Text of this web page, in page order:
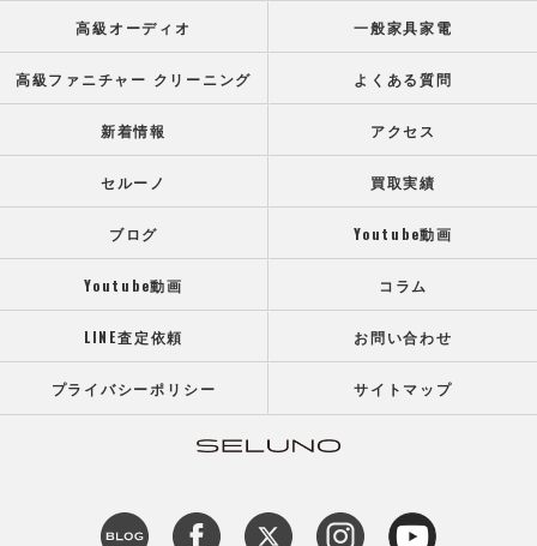
高級オーディオ 一般家具家電
高級ファニチャー クリーニング よくある質問
新着情報 アクセス
セルーノ 買取実績
ブログ Youtube動画
Youtube動画 コラム
LINE査定依頼 お問い合わせ
プライバシーポリシー サイトマップ